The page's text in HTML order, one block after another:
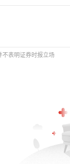
表明证券时报立场